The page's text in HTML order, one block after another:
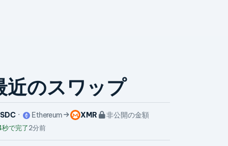
近のスワップ
Ethereum XMR 非公開の金額
で完了2分前